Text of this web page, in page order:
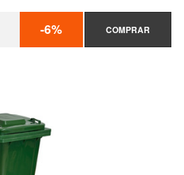
-6% COMPRAR